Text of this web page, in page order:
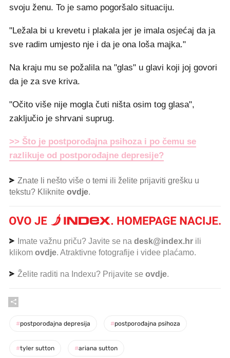
svoju ženu. To je samo pogoršalo situaciju.
"Ležala bi u krevetu i plakala jer je imala osjećaj da ja
sve radim umjesto nje i da je ona loša majka."
Na kraju mu se požalila na "glas" u glavi koji joj govori
da je za sve kriva.
"Očito više nije mogla čuti ništa osim tog glasa",
zaključio je shrvani suprug.
>> Što je postporođajna psihoza i po čemu se
razlikuje od postporođajne depresije?
Znate li nešto više o temi ili želite prijaviti grešku u
tekstu? Kliknite ovdje.
Imate važnu priču? Javite se na desk@index.hr ili
klikom ovdje. Atraktivne fotografije i videe plaćamo.
Želite raditi na Indexu? Prijavite se ovdje.
#postporođajna depresija #postporođajna psihoza
#tyler sutton #ariana sutton